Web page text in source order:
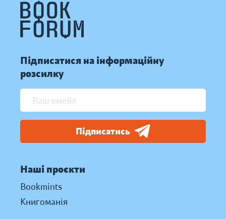
Підписатися на інформаційну
розсилку
Підписатись
Наші проєкти
Bookmints
Книгоманія